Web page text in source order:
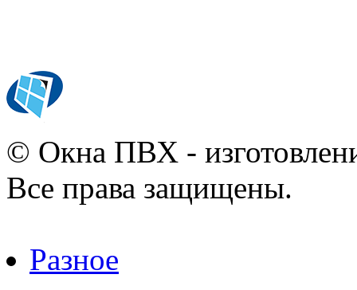
© Окна ПВХ -
Все права защищены.
Разное